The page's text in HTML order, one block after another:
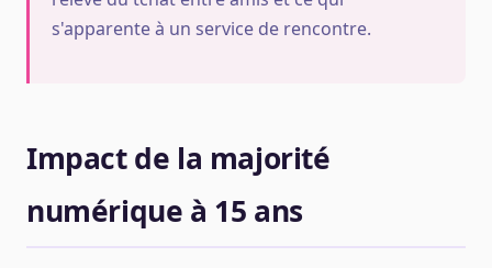
s'apparente à un service de rencontre.
Impact de la majorité
numérique à 15 ans